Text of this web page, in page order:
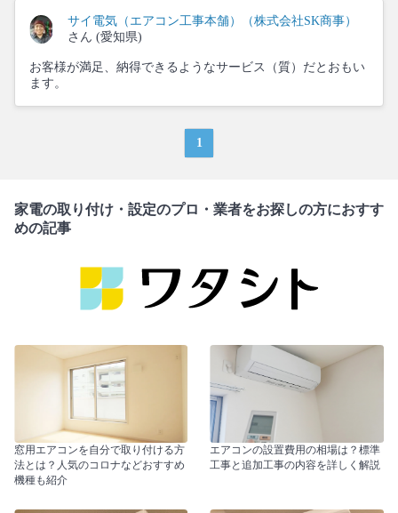
サイ電気（エアコン工事本舗）（株式会社SK商事）
さん (愛知県)
お客様が満足、納得できるようなサービス（質）だとおもい
ます。
1
家電の取り付け・設定のプロ・業者をお探しの方におすす
めの記事
窓用エアコンを自分で取り付ける方
法とは？人気のコロナなどおすすめ
機種も紹介
エアコンの設置費用の相場は？標準
工事と追加工事の内容を詳しく解説